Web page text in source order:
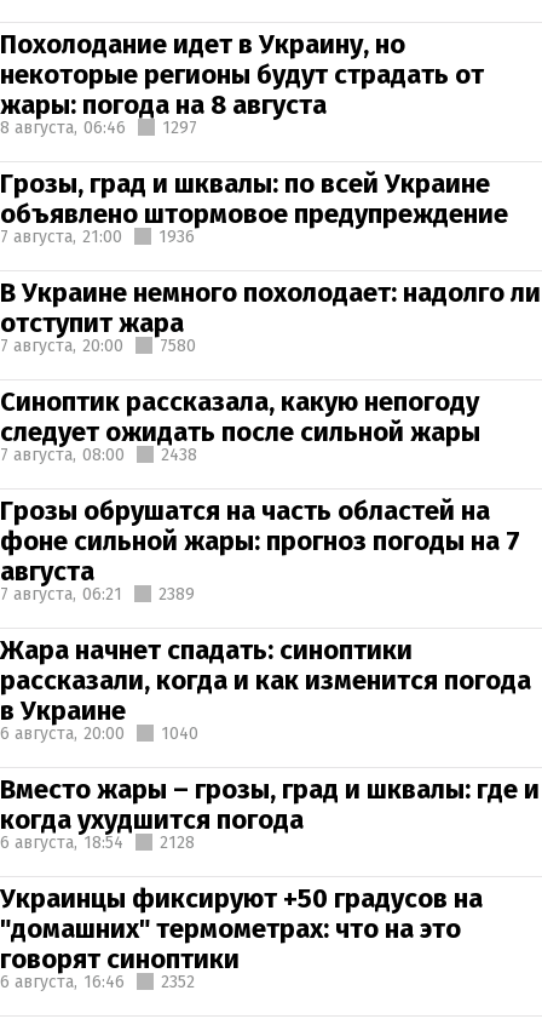
Похолодание идет в Украину, но
некоторые регионы будут страдать от
жары: погода на 8 августа
8 августа, 06:46 1297
Грозы, град и шквалы: по всей Украине
объявлено штормовое предупреждение
7 августа, 21:00 1936
В Украине немного похолодает: надолго ли
отступит жара
7 августа, 20:00 7580
Синоптик рассказала, какую непогоду
следует ожидать после сильной жары
7 августа, 08:00 2438
Грозы обрушатся на часть областей на
фоне сильной жары: прогноз погоды на 7
августа
7 августа, 06:21 2389
Жара начнет спадать: синоптики
рассказали, когда и как изменится погода
в Украине
6 августа, 20:00 1040
Вместо жары – грозы, град и шквалы: где и
когда ухудшится погода
6 августа, 18:54 2128
Украинцы фиксируют +50 градусов на
"домашних" термометрах: что на это
говорят синоптики
6 августа, 16:46 2352